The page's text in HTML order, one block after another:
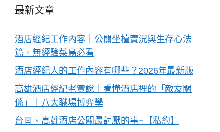
最新文章
酒店經紀工作內容｜公關坐檯實況與生存心法
篇，無經驗菜鳥必看
酒店經紀人的工作內容有哪些？2026年最新版
高雄酒店經紀老實說｜看懂酒店裡的「敵友關
係」｜八大職場博弈學
台南、高雄酒店公關最討厭的事~【私約】